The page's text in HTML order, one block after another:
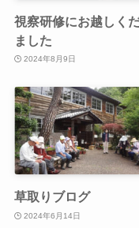
視察研修にお越しく
ました
2024年8月9日
草取りブログ
2024年6月14日